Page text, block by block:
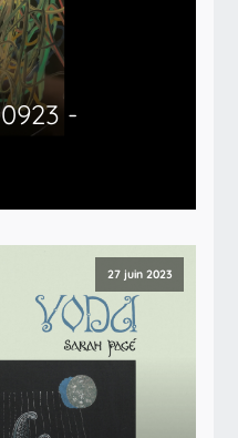
-
27 juin 2023